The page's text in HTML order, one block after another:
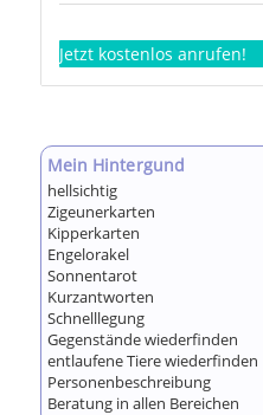
Jetzt kostenlos anrufen!
Mein Hintergund
hellsichtig
Zigeunerkarten
Kipperkarten
Engelorakel
Sonnentarot
Kurzantworten
Schnelllegung
Gegenstände wiederfinden
entlaufene Tiere wiederfinden
Personenbeschreibung
Beratung in allen Bereichen